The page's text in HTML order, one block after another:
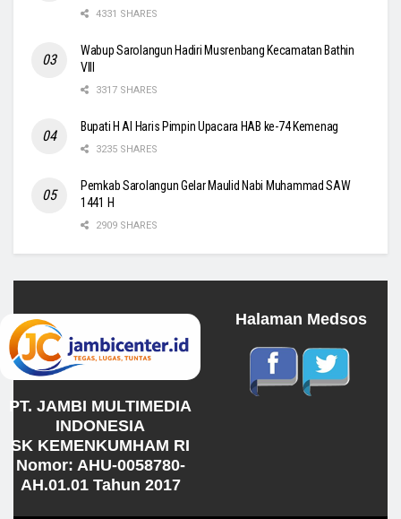
4331 SHARES
Wabup Sarolangun Hadiri Musrenbang Kecamatan Bathin
VIII
3317 SHARES
Bupati H Al Haris Pimpin Upacara HAB ke-74 Kemenag
3235 SHARES
Pemkab Sarolangun Gelar Maulid Nabi Muhammad SAW
1441 H
2909 SHARES
PT. JAMBI MULTIMEDIA
INDONESIA
SK KEMENKUMHAM RI
Nomor: AHU-0058780-
AH.01.01 Tahun 2017
Halaman Medsos